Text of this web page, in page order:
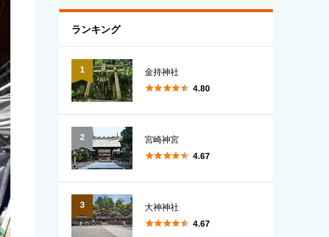
岐阜
愛知
和歌山
広島
長崎
大分
宮崎
鹿児島
ランキング
1
金持神社
 4.80
2
宮崎神宮
 4.67
3
大神神社
 4.67